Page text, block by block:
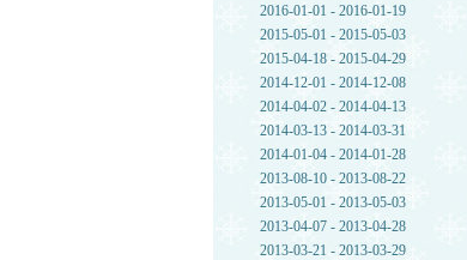
2016-01-01 - 2016-01-19
2015-05-01 - 2015-05-03
2015-04-18 - 2015-04-29
2014-12-01 - 2014-12-08
2014-04-02 - 2014-04-13
2014-03-13 - 2014-03-31
2014-01-04 - 2014-01-28
2013-08-10 - 2013-08-22
2013-05-01 - 2013-05-03
2013-04-07 - 2013-04-28
2013-03-21 - 2013-03-29